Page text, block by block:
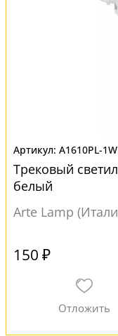
A1610PL-
Трековый
белый
Arte Lamp
150 ₽